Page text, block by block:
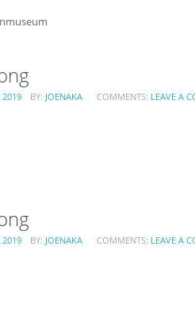
2019 BY: JOENAKA COMMENTS: LEAVE A
2019 BY: JOENAKA COMMENTS: LEAVE A